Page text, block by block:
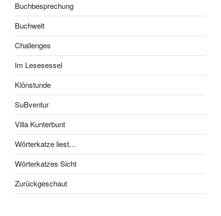
Buchbesprechung
Buchwelt
Challenges
Im Lesesessel
Klönstunde
SuBventur
Villa Kunterbunt
Wörterkatze liest…
Wörterkatzes Sicht
Zurückgeschaut